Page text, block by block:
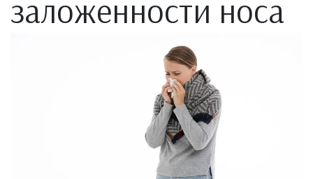
заложенности носа